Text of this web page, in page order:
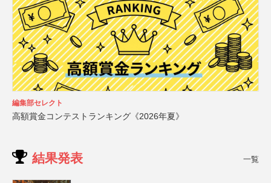
編集部セレクト
高額賞金コンテストランキング《2026年夏》
結果発表 一覧